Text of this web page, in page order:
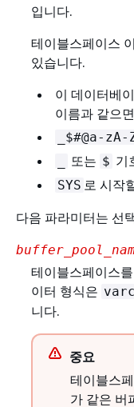
입니다.
테이블스페이스
있습니다.
이 데이터베
이름과 같으
_$#@a-
또는 $ 기
SYS 로 시작
다음 파라미터는 선
테이블스페이스
이터 형식은
니다.
중요
테이블스
가 같은 버